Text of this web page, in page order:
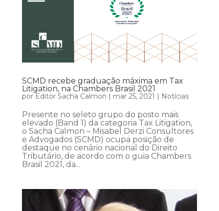
SCMD recebe graduação máxima em Tax
Litigation, na Chambers Brasil 2021
por Editor Sacha Calmon mar 25, 2021 Notícias
Presente no seleto grupo do posto mais
elevado (Band 1) da categoria Tax Litigation,
o Sacha Calmon – Misabel Derzi Consultores
e Advogados (SCMD) ocupa posição de
destaque no cenário nacional do Direito
Tributário, de acordo com o guia Chambers
Brasil 2021, da...